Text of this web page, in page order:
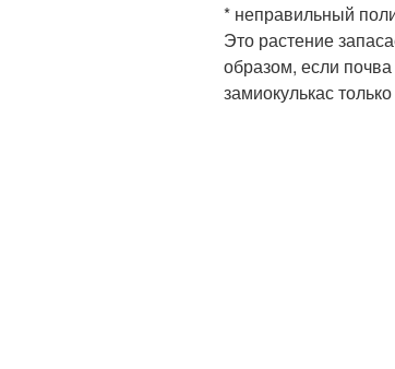
* неправильный
Это растение
образом, если
замиокулькас